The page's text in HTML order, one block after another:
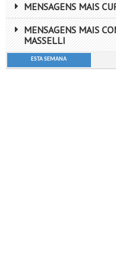
MENSAGENS MAIS
MENSAGENS MAIS
MASSELLI
ESTA SEMANA